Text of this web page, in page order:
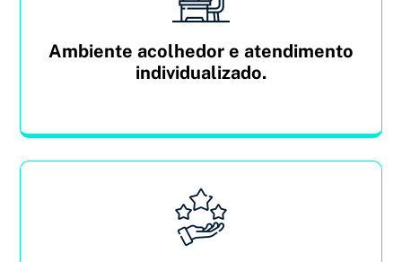
Ambiente acolhedor e atendimento
individualizado.